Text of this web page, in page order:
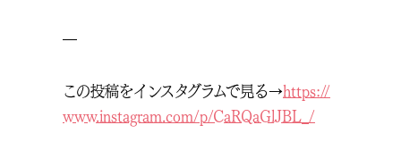
—
この投稿をインスタグラムで見る→https://
www.instagram.com/p/CaRQaGlJBL_/